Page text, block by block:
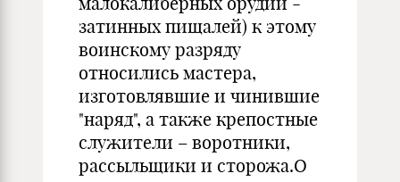
затинных пищалей) к этому
воинскому разряду
относились мастера,
изготовлявшие и чинившие
"наряд", а также крепостные
служители – воротники,
рассыльщики и сторожа.О